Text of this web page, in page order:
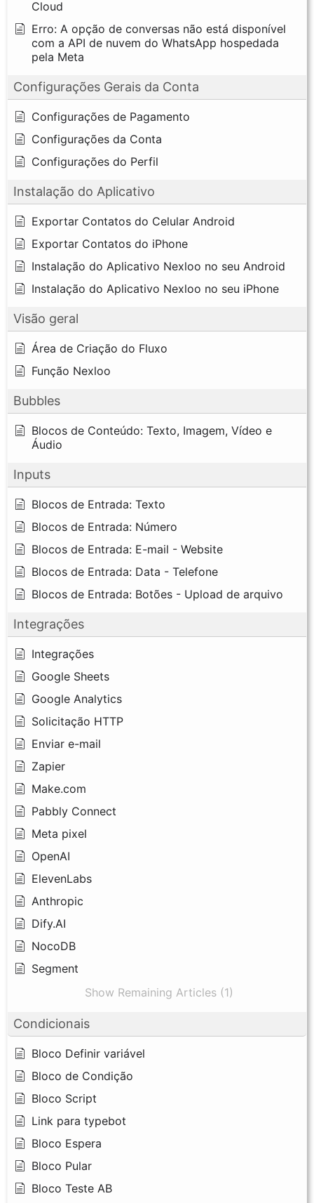
Cloud
Erro: A opção de conversas não está disponível
com a API de nuvem do WhatsApp hospedada
pela Meta
Configurações Gerais da Conta
Configurações de Pagamento
Configurações da Conta
Configurações do Perfil
Instalação do Aplicativo
Exportar Contatos do Celular Android
Exportar Contatos do iPhone
Instalação do Aplicativo Nexloo no seu Android
Instalação do Aplicativo Nexloo no seu iPhone
Visão geral
Área de Criação do Fluxo
Função Nexloo
Bubbles
Blocos de Conteúdo: Texto, Imagem, Vídeo e
Áudio
Inputs
Blocos de Entrada: Texto
Blocos de Entrada: Número
Blocos de Entrada: E-mail - Website
Blocos de Entrada: Data - Telefone
Blocos de Entrada: Botões - Upload de arquivo
Integrações
Integrações
Google Sheets
Google Analytics
Solicitação HTTP
Enviar e-mail
Zapier
Make.com
Pabbly Connect
Meta pixel
OpenAI
ElevenLabs
Anthropic
Dify.AI
NocoDB
Segment
Show Remaining Articles (1)
Condicionais
Bloco Definir variável
Bloco de Condição
Bloco Script
Link para typebot
Bloco Espera
Bloco Pular
Bloco Teste AB